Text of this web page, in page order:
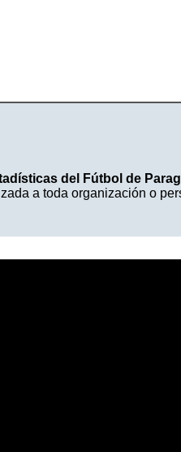
del Fútbol de
a toda organización o